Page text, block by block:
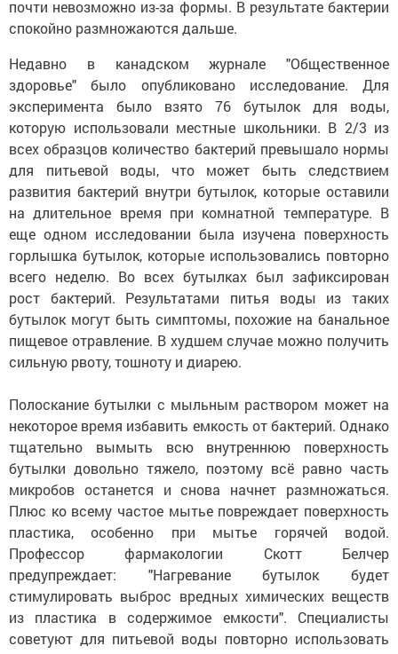
почти невозможно из-за формы. В результате бактерии
спокойно размножаются дальше.
Недавно в канадском журнале "Общественное
здоровье" было опубликовано исследование. Для
эксперимента было взято 76 бутылок для воды,
которую использовали местные школьники. В 2/3 из
всех образцов количество бактерий превышало нормы
для питьевой воды, что может быть следствием
развития бактерий внутри бутылок, которые оставили
на длительное время при комнатной температуре. В
еще одном исследовании была изучена поверхность
горлышка бутылок, которые использовались повторно
всего неделю. Во всех бутылках был зафиксирован
рост бактерий. Результатами питья воды из таких
бутылок могут быть симптомы, похожие на банальное
пищевое отравление. В худшем случае можно получить
сильную рвоту, тошноту и диарею.
Полоскание бутылки с мыльным раствором может на
некоторое время избавить емкость от бактерий. Однако
тщательно вымыть всю внутреннюю поверхность
бутылки довольно тяжело, поэтому всё равно часть
микробов останется и снова начнет размножаться.
Плюс ко всему частое мытье повреждает поверхность
пластика, особенно при мытье горячей водой.
Профессор фармакологии Скотт Белчер
предупреждает: "Нагревание бутылок будет
стимулировать выброс вредных химических веществ
из пластика в содержимое емкости". Специалисты
советуют для питьевой воды повторно использовать